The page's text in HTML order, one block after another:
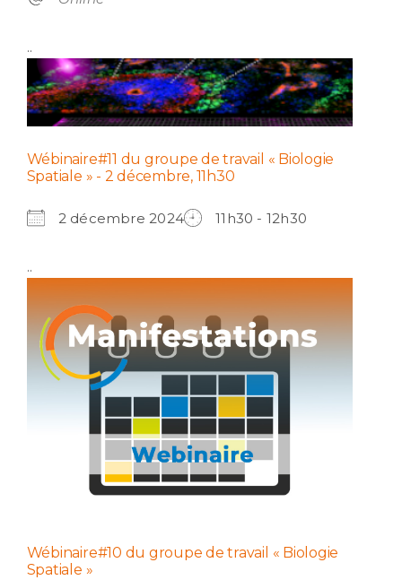
..
Wébinaire#11 du groupe de travail « Biologie
Spatiale » - 2 décembre, 11h30
2 décembre 2024 11h30 - 12h30
..
Wébinaire#10 du groupe de travail « Biologie
Spatiale »